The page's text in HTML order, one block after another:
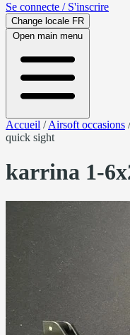
Se connecte / S'inscrire
Change locale FR
Open main menu
Accueil /Airsoft occasions
quick sight
karrina 1-